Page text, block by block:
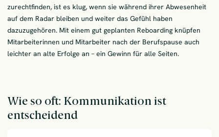
zurechtfinden, ist es klug, wenn sie während ihrer Abwesenheit
auf dem Radar bleiben und weiter das Gefühl haben
dazuzugehören. Mit einem gut geplanten Reboarding knüpfen
Mitarbeiterinnen und Mitarbeiter nach der Berufspause auch
leichter an alte Erfolge an – ein Gewinn für alle Seiten.
Wie so oft: Kommunikation ist
entscheidend